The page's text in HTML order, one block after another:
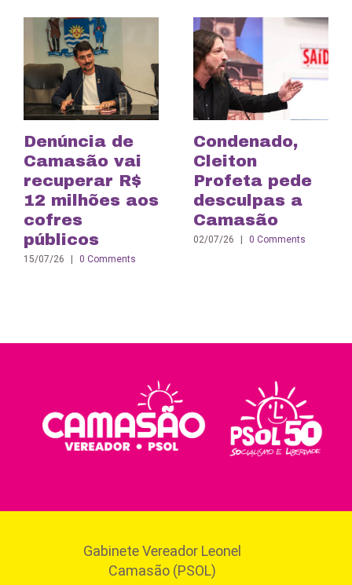
Denúncia de
Camasão vai
recuperar R$
12 milhões aos
cofres
públicos
15/07/26 0 Comments
Condenado,
Cleiton
Profeta pede
desculpas a
Camasão
02/07/26 0 Comments
Gabinete Vereador Leonel
Camasão (PSOL)